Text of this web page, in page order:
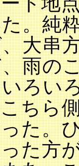
。純
大串
雨の
ろい
ちら
た。
た方